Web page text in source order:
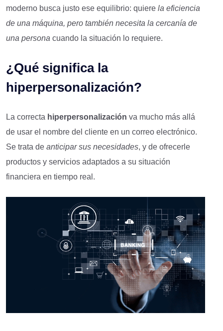
moderno busca justo ese equilibrio: quiere la eficiencia
de una máquina, pero también necesita la cercanía de
una persona cuando la situación lo requiere.
¿Qué significa la
hiperpersonalización?
La correcta hiperpersonalización va mucho más allá
de usar el nombre del cliente en un correo electrónico.
Se trata de anticipar sus necesidades, y de ofrecerle
productos y servicios adaptados a su situación
financiera en tiempo real.